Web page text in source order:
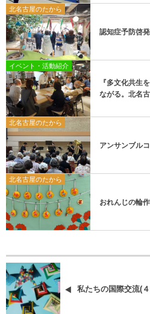
北名古屋のたから
認知症予防啓
イベント・活動紹介
『多文化共生
ながる。北名
北名古屋のたから
アンサンブル
北名古屋のたから
おれんじの輪
私たちの国際交流(